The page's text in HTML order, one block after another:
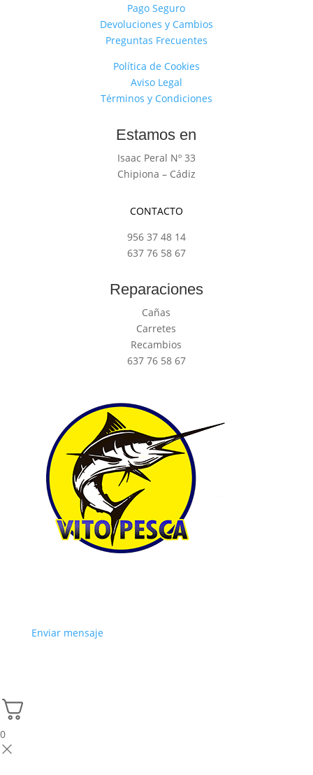
Pago Seguro
Devoluciones y Cambios
Preguntas Frecuentes
Política de Cookies
Aviso Legal
Términos y Condiciones
Estamos en
Isaac Peral Nº 33
Chipiona – Cádiz
CONTACTO
956 37 48 14
637 76 58 67
Reparaciones
Cañas
Carretes
Recambios
637 76 58 67
Enviar mensaje
0